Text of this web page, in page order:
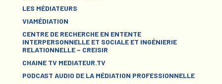
LES MÉDIATEURS
VIAMÉDIATION
CENTRE DE RECHERCHE EN ENTENTE
INTERPERSONNELLE ET SOCIALE ET INGÉNIERIE
RELATIONNELLE – CREISIR
CHAINE TV MEDIATEUR.TV
PODCAST AUDIO DE LA MÉDIATION PROFESSIONNELLE